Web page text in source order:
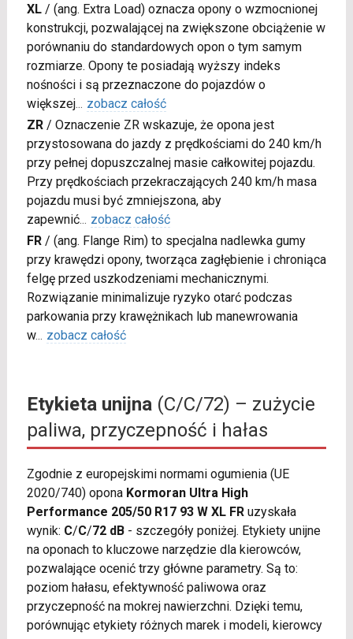
XL/ (ang. Extra Load) oznacza opony o wzmocnionej
konstrukcji, pozwalającej na zwiększone obciążenie w
porównaniu do standardowych opon o tym samym
rozmiarze. Opony te posiadają wyższy indeks
nośności i są przeznaczone do pojazdów o
większej... zobacz całość
ZR/ Oznaczenie ZR wskazuje, że opona jest
przystosowana do jazdy z prędkościami do 240 km/h
przy pełnej dopuszczalnej masie całkowitej pojazdu.
Przy prędkościach przekraczających 240 km/h masa
pojazdu musi być zmniejszona, aby
zapewnić... zobacz całość
FR/ (ang. Flange Rim) to specjalna nadlewka gumy
przy krawędzi opony, tworząca zagłębienie i chroniąca
felgę przed uszkodzeniami mechanicznymi.
Rozwiązanie minimalizuje ryzyko otarć podczas
parkowania przy krawężnikach lub manewrowania
w... zobacz całość
Etykieta unijna(C/C/72) – zużycie
paliwa, przyczepność i hałas
Zgodnie z europejskimi normami ogumienia (UE
2020/740) opona Kormoran Ultra High
Performance 205/50 R17 93 W XL FRuzyskała
wynik: C/C/72 dB- szczegóły poniżej. Etykiety unijne
na oponach to kluczowe narzędzie dla kierowców,
pozwalające ocenić trzy główne parametry. Są to:
poziom hałasu, efektywność paliwowa oraz
przyczepność na mokrej nawierzchni. Dzięki temu,
porównując etykiety różnych marek i modeli, kierowcy